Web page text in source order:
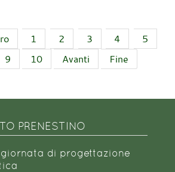
1 2 3 4
5
9 10 Avanti Fine
PRENESTINO
di progettazione